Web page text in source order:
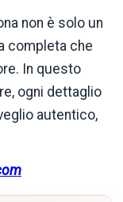
non è solo un
completa che
In questo
ogni dettaglio
autentico,